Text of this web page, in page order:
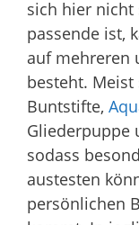
sich hier nicht
passende ist,
auf mehreren
besteht.
Buntstifte,
Gliederpuppe
sodass
austesten
persönlichen